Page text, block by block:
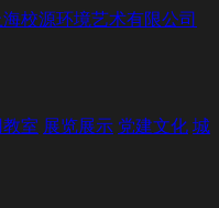
室 展览展示 党建文化 城